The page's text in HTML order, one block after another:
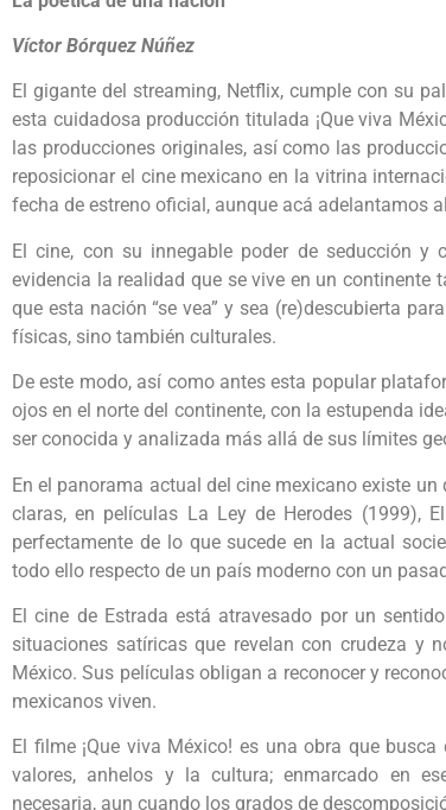
Víctor Bórquez Núñez
El gigante del streaming, Netflix, cumple con su
esta cuidadosa producción titulada ¡Que viva
las producciones originales, así como las
reposicionar el cine mexicano en la vitrina
fecha de estreno oficial, aunque acá adelantamos
El cine, con su innegable poder de seducción y
evidencia la realidad que se vive en un
que esta nación “se vea” y sea (re)descubierta
físicas, sino también culturales.
De este modo, así como antes esta popular
ojos en el norte del continente, con la estupenda
ser conocida y analizada más allá de sus límites
En el panorama actual del cine mexicano existe
claras, en películas La Ley de Herodes (1999),
perfectamente de lo que sucede en la actual
todo ello respecto de un país moderno con un
El cine de Estrada está atravesado por un
situaciones satíricas que revelan con crudeza y
México. Sus películas obligan a reconocer y
mexicanos viven.
El filme ¡Que viva México! es una obra que
valores, anhelos y la cultura; enmarcado en
necesaria, aun cuando los grados de